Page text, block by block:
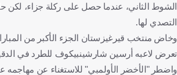
الشوط الثاني، عندما حصل على ركلة جزاء،
التصدي لها.
تعرض لاعبه أرسين شارشينبيكوف للطرد في الدقيقة 34 من عمر
واضطر "الأخضر الأولمبي" للاستغناء عن مهاجمه